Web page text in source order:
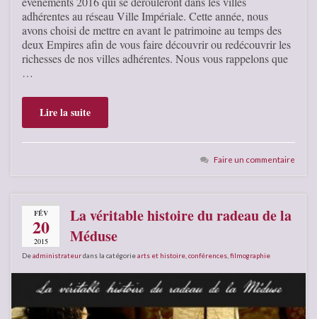
adhérentes au réseau Ville Impériale. Cette année, nous
avons choisi de mettre en avant le patrimoine au temps des
deux Empires afin de vous faire découvrir ou redécouvrir les
richesses de nos villes adhérentes. Nous vous rappelons que
…
Lire la suite
Faire un commentaire
FÉV
20
2015
La véritable histoire du radeau de la
Méduse
Deadministrateurdans la catégoriearts et histoire conférences filmographie